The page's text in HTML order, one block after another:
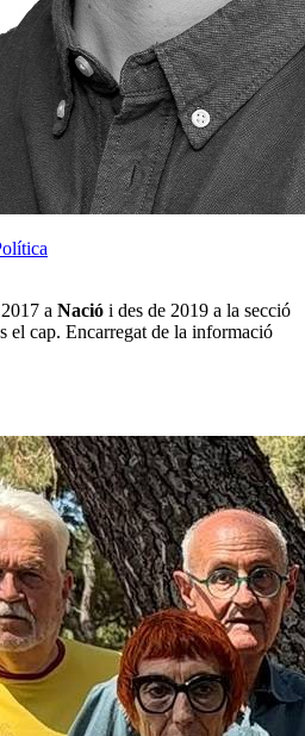
a Nació i des de 2019 a la secció
el cap. Encarregat de la informació